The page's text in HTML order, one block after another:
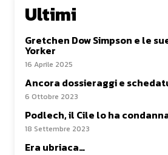
Ultimi
Gretchen Dow Simpson e le
Yorker
16 Aprile 2025
Ancora dossieraggi e
6 Ottobre 2023
Podlech, il Cile lo ha
18 Settembre 2023
Era ubriaca…